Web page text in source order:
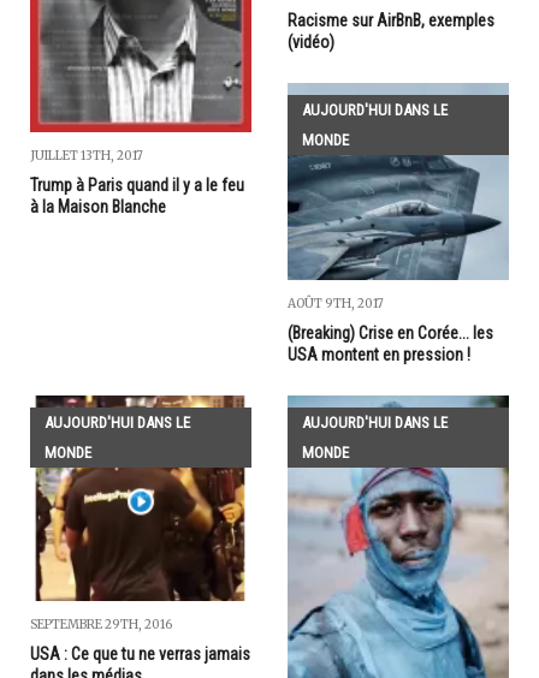
JUILLET 13TH, 2017
Trump à Paris quand il y a le feu
à la Maison Blanche
Racisme sur AirBnB, exemples
(vidéo)
AUJOURD'HUI DANS LE
MONDE
AOÛT 9TH, 2017
(Breaking) Crise en Corée... les
USA montent en pression !
AUJOURD'HUI DANS LE
MONDE
SEPTEMBRE 29TH, 2016
USA : Ce que tu ne verras jamais
AUJOURD'HUI DANS LE
MONDE